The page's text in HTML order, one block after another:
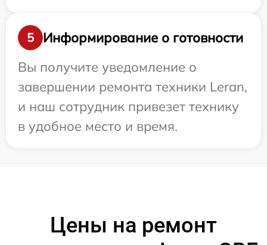
5
Информирование о готовности
Вы получите уведомление о
завершении ремонта техники Leran,
и наш сотрудник привезет технику
в удобное место и время.
Цены на ремонт